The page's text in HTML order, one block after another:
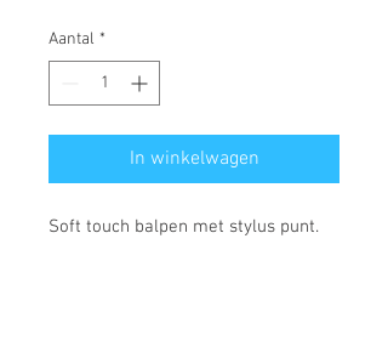
Aantal *
In winkelwagen
Soft touch balpen met stylus punt.